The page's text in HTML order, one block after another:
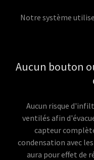
Notre système utilise
Aucun bouton
Aucun risque
ventilés afin
capteur
condensation avec
aura pour effet de